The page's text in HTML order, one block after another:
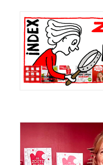
Primaire
Sidebar